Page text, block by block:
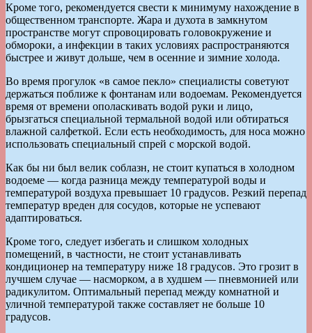
Кроме того, рекомендуется свести к минимуму нахождение в
общественном транспорте. Жара и духота в замкнутом
пространстве могут спровоцировать головокружение и
обмороки, а инфекции в таких условиях распространяются
быстрее и живут дольше, чем в осенние и зимние холода.
Во время прогулок «в самое пекло» специалисты советуют
держаться поближе к фонтанам или водоемам. Рекомендуется
время от времени ополаскивать водой руки и лицо,
брызгаться специальной термальной водой или обтираться
влажной салфеткой. Если есть необходимость, для носа можно
использовать специальный спрей с морской водой.
Как бы ни был велик соблазн, не стоит купаться в холодном
водоеме — когда разница между температурой воды и
температурой воздуха превышает 10 градусов. Резкий перепад
температур вреден для сосудов, которые не успевают
адаптироваться.
Кроме того, следует избегать и слишком холодных
помещений, в частности, не стоит устанавливать
кондиционер на температуру ниже 18 градусов. Это грозит в
лучшем случае — насморком, а в худшем — пневмонией или
радикулитом. Оптимальный перепад между комнатной и
уличной температурой также составляет не больше 10
градусов.